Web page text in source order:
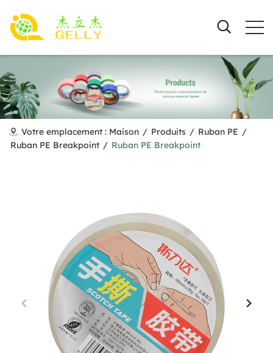
Votre emplacement : Maison / Produits / Ruban PE /
Ruban PE Breakpoint / Ruban PE Breakpoint